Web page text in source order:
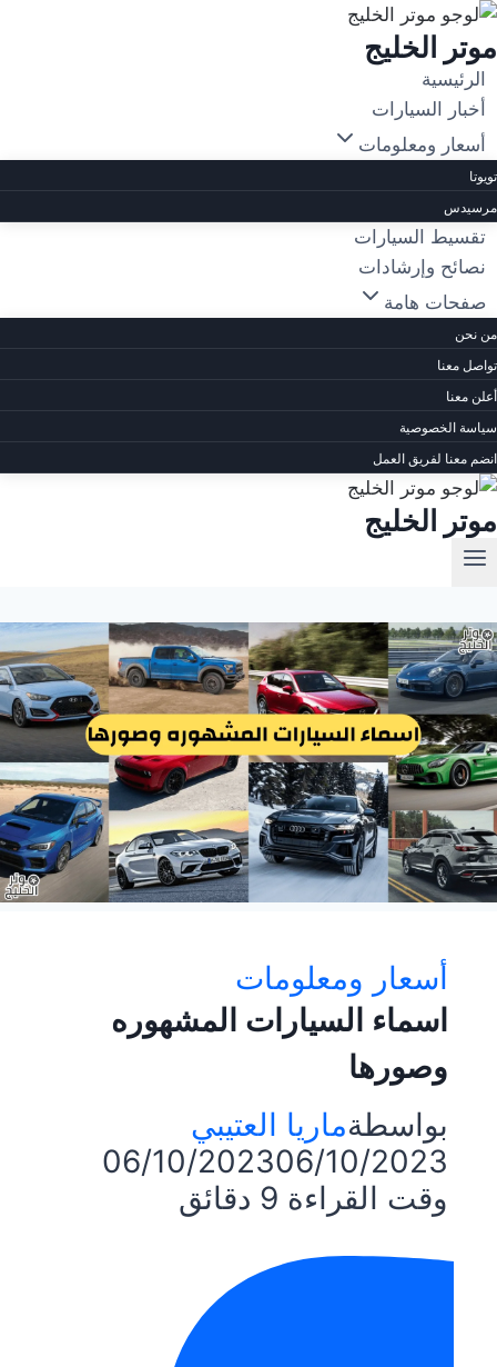
التجاوز
إلى
المحتوى
موتر الخليج
الرئيسية
أخبار السيارات
أسعار ومعلومات
تويوتا
مرسيدس
تقسيط السيارات
نصائح وإرشادات
صفحات هامة
من نحن
تواصل معنا
أعلن معنا
سياسة الخصوصية
انضم معنا لفريق العمل
موتر الخليج
أسعار ومعلومات
اسماء السيارات المشهوره
وصورها
بواسطةماريا العتيبي
06/10/202306/10/2023
وقت القراءة
دقائق